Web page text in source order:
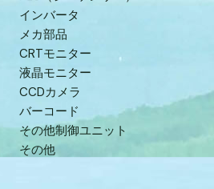
インバータ
メカ部品
CRTモニター
液晶モニター
CCDカメラ
バーコード
その他制御ユニット
その他